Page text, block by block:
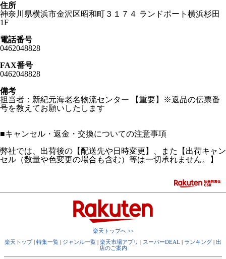
住所
神奈川県横浜市金沢区昭和町３１７４ ランドポート横浜杉田
1F
電話番号
0462048828
FAX番号
0462048828
備考
担当者：新紀元海老名物流センター 【重要】※返品の伝票番
号を教えてお願いしたします
■キャンセル・返金・交換についての注意事項
弊社では、出荷後の【配送先や日時変更】、また【出荷キャン
セル（数量や色変更の場合も含む）等は一切承れません。】
楽天トップへ >>
楽天トップ| 特集一覧 | ジャンル一覧 | 楽天市場アプリ | スーパーDEAL | ランキング | 出
店のご案内